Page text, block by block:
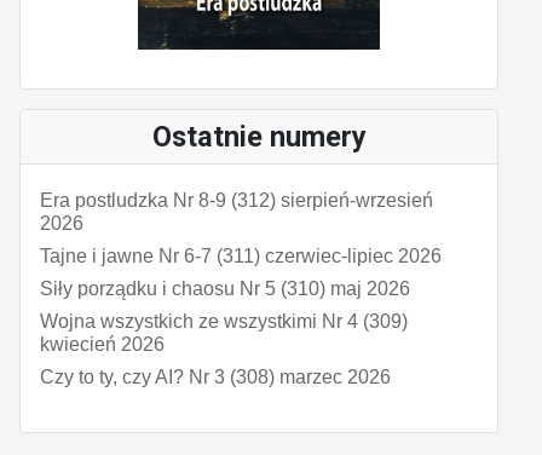
Ostatnie numery
Era postludzka Nr 8-9 (312) sierpień-wrzesień
2026
Tajne i jawne Nr 6-7 (311) czerwiec-lipiec 2026
Siły porządku i chaosu Nr 5 (310) maj 2026
Wojna wszystkich ze wszystkimi Nr 4 (309)
kwiecień 2026
Czy to ty, czy AI? Nr 3 (308) marzec 2026